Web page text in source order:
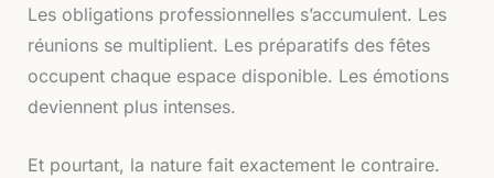
Les obligations professionnelles s’accumulent. Les
réunions se multiplient. Les préparatifs des fêtes
occupent chaque espace disponible. Les émotions
deviennent plus intenses.
Et pourtant, la nature fait exactement le contraire.